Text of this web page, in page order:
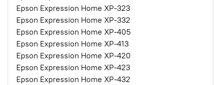
Epson Expression Home XP-323
Epson Expression Home XP-332
Epson Expression Home XP-405
Epson Expression Home XP-413
Epson Expression Home XP-420
Epson Expression Home XP-423
Epson Expression Home XP-432